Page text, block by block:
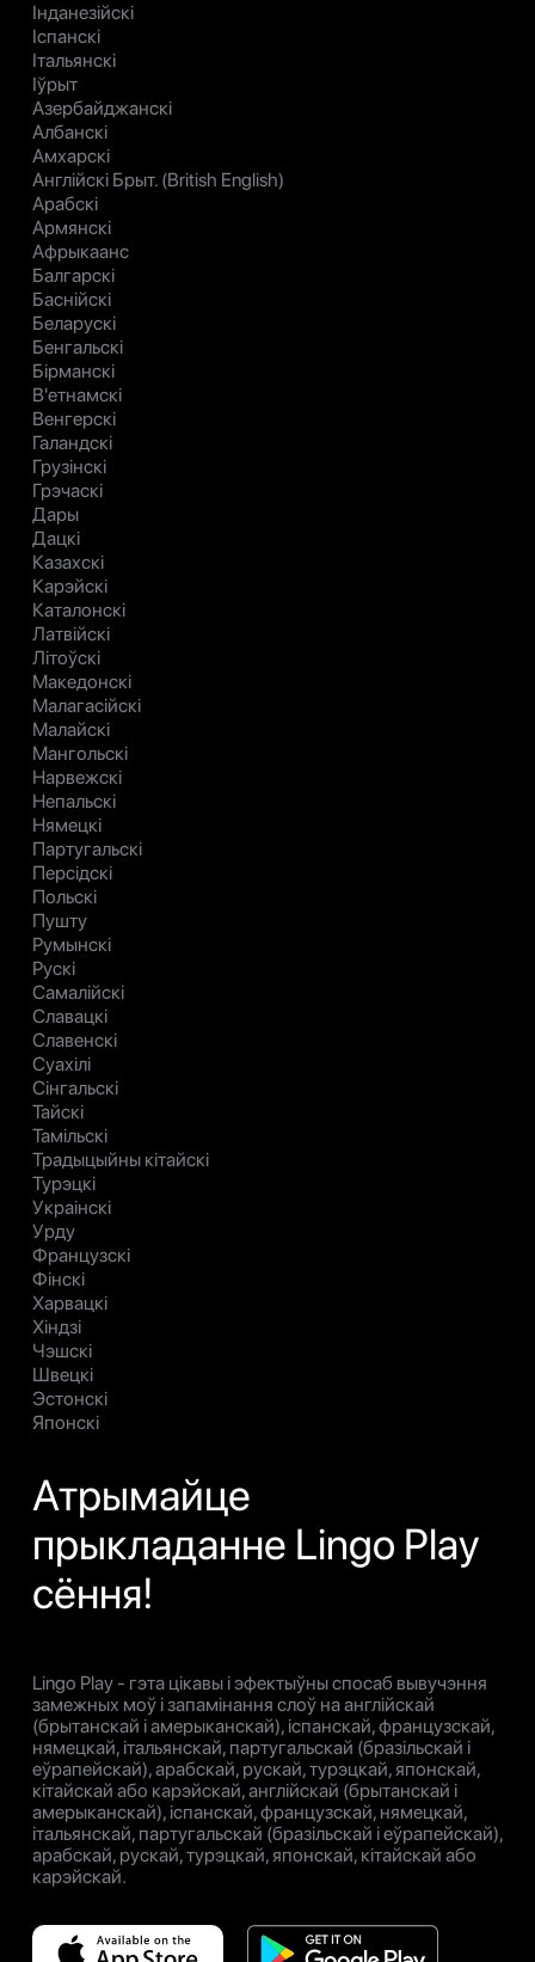
Інданезійскі
Іспанскі
Італьянскі
Іўрыт
Азербайджанскі
Албанскі
Амхарскі
Англійскі Брыт. (British English)
Арабскі
Армянскі
Афрыкаанс
Балгарскі
Баснійскі
Беларускі
Бенгальскі
Бірманскі
В'етнамскі
Венгерскі
Галандскі
Грузінскі
Грэчаскі
Дары
Дацкі
Казахскі
Карэйскі
Каталонскі
Латвійскі
Літоўскі
Македонскі
Малагасійскі
Малайскі
Мангольскі
Нарвежскі
Непальскі
Нямецкі
Партугальскі
Персідскі
Польскі
Пушту
Румынскі
Рускі
Самалійскі
Славацкі
Славенскі
Суахілі
Сінгальскі
Тайскі
Тамільскі
Традыцыйны кітайскі
Турэцкі
Украінскі
Урду
Французскі
Фінскі
Харвацкі
Хіндзі
Чэшскі
Швецкі
Эстонскі
Японскі
Атрымайце
прыкладанне Lingo Play
сёння!
Lingo Play - гэта цікавы і эфектыўны спосаб вывучэння
замежных моў і запамінання слоў на англійскай
(брытанскай і амерыканскай), іспанскай, французскай,
нямецкай, італьянскай, партугальскай (бразільскай і
еўрапейскай), арабскай, рускай, турэцкай, японскай,
кітайскай або карэйскай, англійскай (брытанскай і
амерыканскай), іспанскай, французскай, нямецкай,
італьянскай, партугальскай (бразільскай і еўрапейскай),
арабскай, рускай, турэцкай, японскай, кітайскай або
карэйскай.